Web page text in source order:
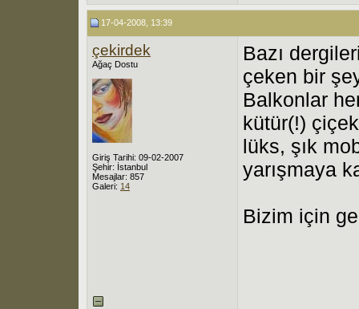
17-04-2008, 13:39
çekirdek
Ağaç Dostu
Giriş Tarihi: 09-02-2007
Şehir: İstanbul
Mesajlar: 857
Galeri: 14
Bazı
çeken bir
Balkonlar
kütür(!)
lüks, şık
yarışmaya
Bizim için